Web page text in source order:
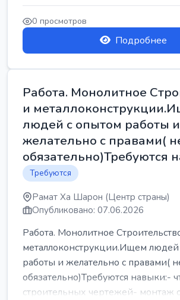
0 просмотров
Подробнее
Работа. Монолитное
и
людей с опытом работы и
желательно с правами(
обязательно)Требуются
Требуются
Рамат Ха Шарон (Центр страны)
Опубликовано: 07.06.2026
Работа. Монолитное
металлоконструкции.Ищем
работы и желательно с правами(
обязательно)Требуются навыки:-
строительных чертежей- монтаж